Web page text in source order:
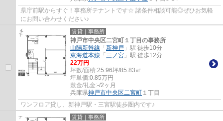
県庁前駅からすぐ！事務所テナントです☆ 諸条件相談可能◎ぜひお気軽
にお問い合わせください♪
賃貸｜事務所
神戸市中央区二宮町１丁目の事務所
山陽新幹線 「 新神戸 」駅 徒歩10分
東海道本線 「 三ノ宮 」駅 徒歩12分
22万円
坪数/面積:25.96坪/85.83㎡
坪単価:0.85万円
敷金/礼金:-/2ヶ月
兵庫県神戸市中央区二宮町 １丁目
ワンフロア貸し、新神戸駅・三宮駅徒歩圏内です♪
賃貸｜事務所